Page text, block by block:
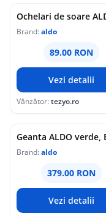
Brand:aldo
89.00 RON
Vezi detalii
Vânzător:tezyo.ro
Brand:aldo
379.00 RON
Vezi detalii